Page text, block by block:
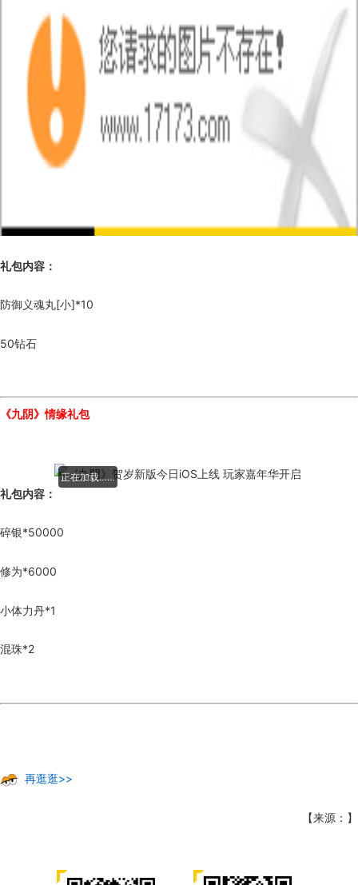
礼包内容：
防御义魂丸[小]*10
50钻石
《九阴》情缘礼包
正在加载……
礼包内容：
碎银*50000
修为*6000
小体力丹*1
混珠*2
再逛逛>>
【来源：】